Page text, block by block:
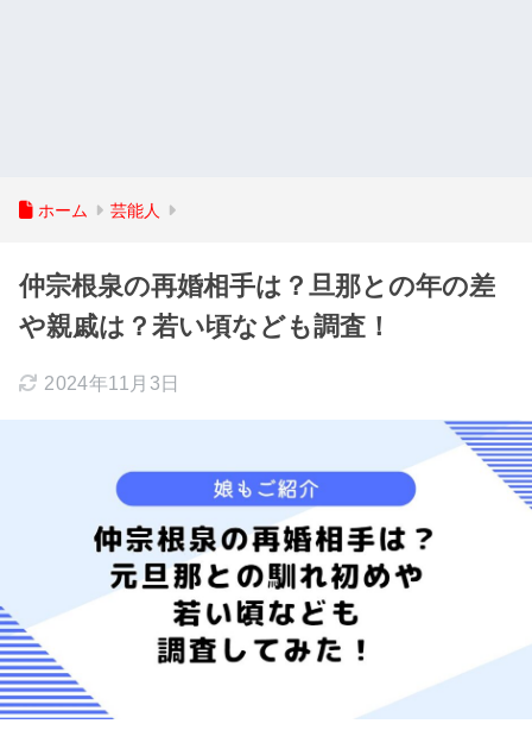
ホーム 芸能人
仲宗根泉の再婚相手は？旦那との年の差
や親戚は？若い頃なども調査！
2024年11月3日